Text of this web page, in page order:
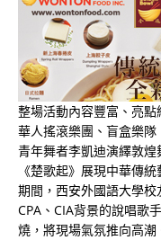
整場活動內容豐富、亮
華人搖滾樂團、盲盒樂隊
青年舞者李凱迪演繹敦煌
《楚歌起》展現中華傳
期間，西安外國語大學
CPA、CIA背景的說唱歌
燒，將現場氣氛推向高潮